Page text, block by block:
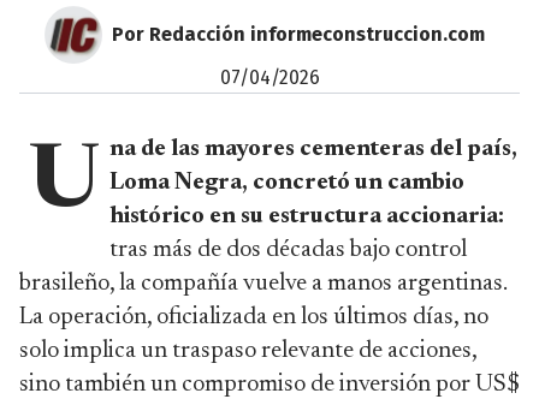
Por Redacción informeconstruccion.com
07/04/2026
U
na de las mayores cementeras del país,
Loma Negra, concretó un cambio
histórico en su estructura accionaria:
tras más de dos décadas bajo control
brasileño, la compañía vuelve a manos argentinas.
La operación, oficializada en los últimos días, no
solo implica un traspaso relevante de acciones,
sino también un compromiso de inversión por US$